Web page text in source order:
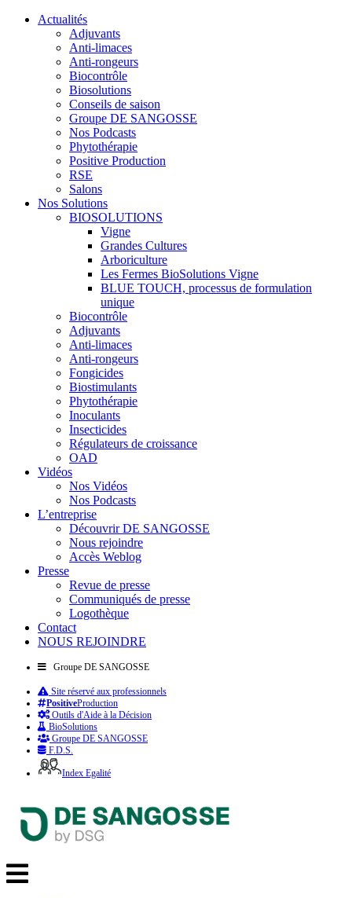
Actualités
Adjuvants
Anti-limaces
Anti-rongeurs
Biocontrôle
Biosolutions
Conseils de saison
Groupe DE SANGOSSE
Nos Podcasts
Phytothérapie
Positive Production
RSE
Salons
Nos Solutions
BIOSOLUTIONS
Vigne
Grandes Cultures
Arboriculture
Les Fermes BioSolutions Vigne
BLUE TOUCH, processus de formulation
unique
Biocontrôle
Adjuvants
Anti-limaces
Anti-rongeurs
Fongicides
Biostimulants
Phytothérapie
Inoculants
Insecticides
Régulateurs de croissance
OAD
Vidéos
Nos Vidéos
Nos Podcasts
L’entreprise
Découvrir DE SANGOSSE
Nous rejoindre
Accès Weblog
Presse
Revue de presse
Communiqués de presse
Logothèque
Contact
NOUS REJOINDRE
Groupe DE SANGOSSE
Site réservé aux professionnels
PositiveProduction
Outils d'Aide à la Décision
BioSolutions
Groupe DE SANGOSSE
F.D.S.
Index Egalité